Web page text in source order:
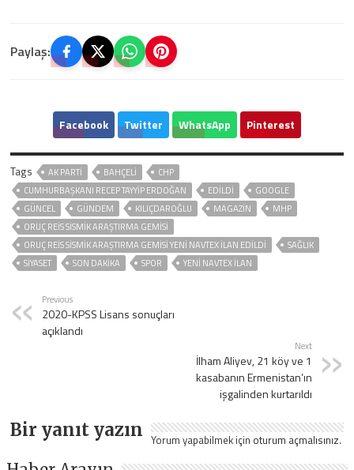
Paylaş:
Facebook Twitter WhatsApp Pinterest
Tags AK PARTİ BAHÇELİ
CHP
CUMHURBAŞKANI RECEP TAYYIP ERDOĞAN
EDILDI
GOOGLE
GÜNCEL
GÜNDEM KILIÇDAROĞLU MAGAZİN
MHP
ORUÇ REIS SISMIK ARAŞTIRMA GEMISI
ORUÇ REIS SISMIK ARAŞTIRMA GEMISI YENI NAVTEX ILAN EDILDI
SAĞLIK
SİYASET
SON DAKIKA SPOR YENI NAVTEX ILAN
Previous
2020-KPSS Lisans sonuçları
açıklandı
Next
İlham Aliyev, 21 köy ve 1
kasabanın Ermenistan’ın
işgalinden kurtarıldı
Bir yanıt yazın Yorum yapabilmek için oturum açmalısınız.